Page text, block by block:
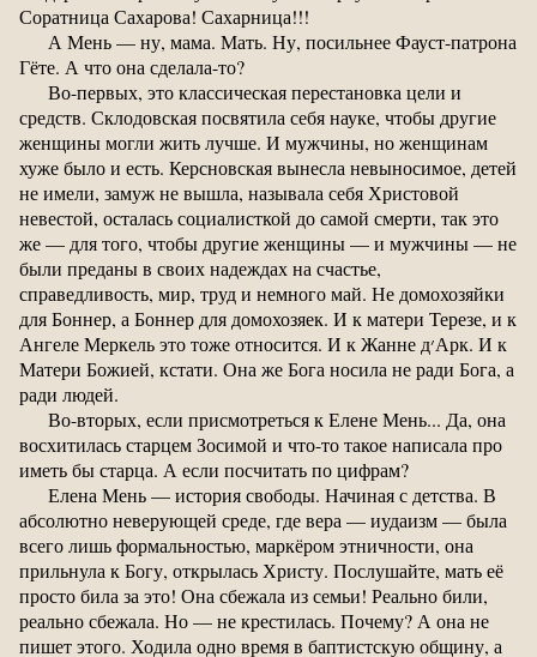
Соратница Сахарова! Сахарница!!!
А Мень — ну, мама. Мать. Ну, посильнее Фауст-патрона
Гёте. А что она сделала-то?
Во-первых, это классическая перестановка цели и
средств. Склодовская посвятила себя науке, чтобы другие
женщины могли жить лучше. И мужчины, но женщинам
хуже было и есть. Керсновская вынесла невыносимое, детей
не имели, замуж не вышла, называла себя Христовой
невестой, осталась социалисткой до самой смерти, так это
же — для того, чтобы другие женщины — и мужчины — не
были преданы в своих надеждах на счастье,
справедливость, мир, труд и немного май. Не домохозяйки
для Боннер, а Боннер для домохозяек. И к матери Терезе, и к
Ангеле Меркель это тоже относится. И к Жанне д׳Арк. И к
Матери Божией, кстати. Она же Бога носила не ради Бога, а
ради людей.
Во-вторых, если присмотреться к Елене Мень... Да, она
восхитилась старцем Зосимой и что-то такое написала про
иметь бы старца. А если посчитать по цифрам?
Елена Мень — история свободы. Начиная с детства. В
абсолютно неверующей среде, где вера — иудаизм — была
всего лишь формальностью, маркёром этничности, она
прильнула к Богу, открылась Христу. Послушайте, мать её
просто била за это! Она сбежала из семьи! Реально били,
реально сбежала. Но — не крестилась. Почему? А она не
пишет этого. Ходила одно время в баптистскую общину, а